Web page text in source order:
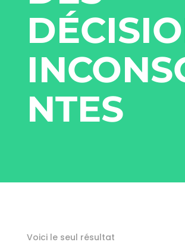
NTES
Voici le seul résultat